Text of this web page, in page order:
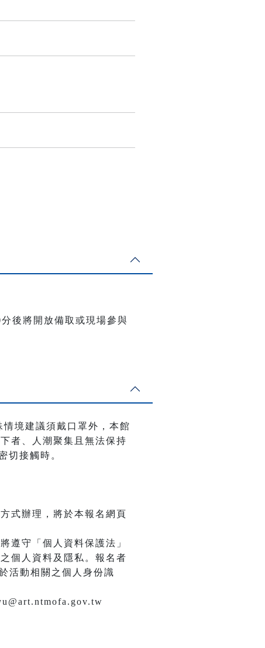
後將開放備取或現場參與
境建議須戴口罩外，本館
者、人潮聚集且無法保持
切接觸時。
式辦理，將於本報名網頁
遵守「個人資料保護法」
個人資料及隱私。報名者
活動相關之個人身份識